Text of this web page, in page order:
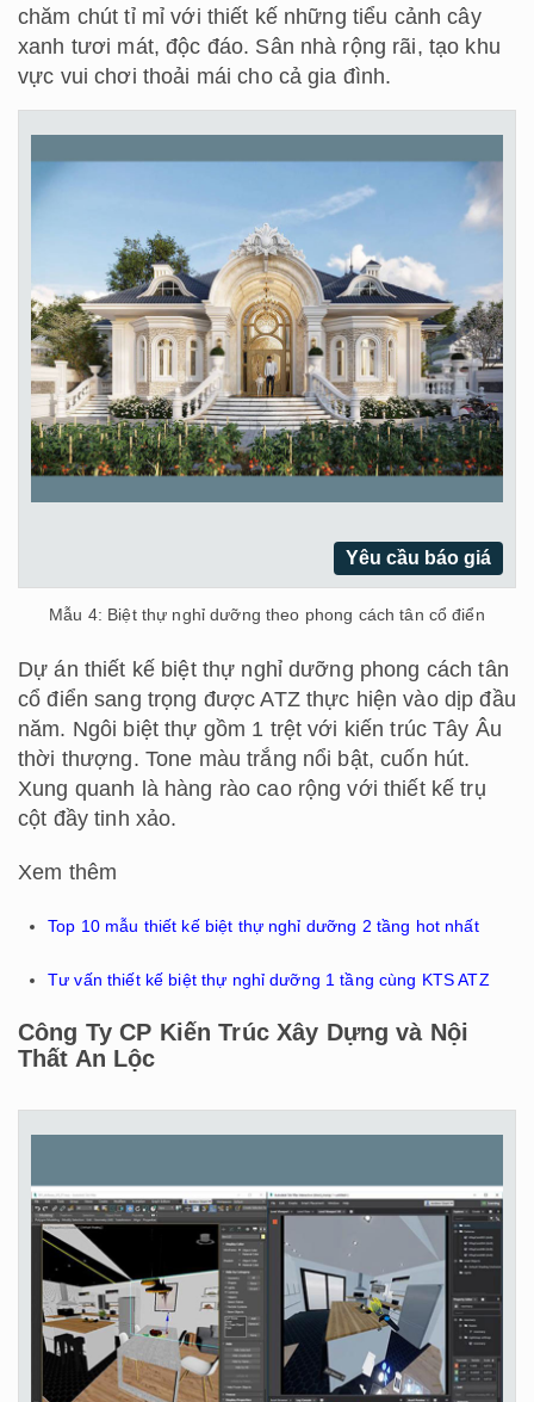
chăm chút tỉ mỉ với thiết kế những tiểu cảnh cây
xanh tươi mát, độc đáo. Sân nhà rộng rãi, tạo khu
vực vui chơi thoải mái cho cả gia đình.
Yêu cầu báo giá
Mẫu 4: Biệt thự nghỉ dưỡng theo phong cách tân cổ điển
Dự án thiết kế biệt thự nghỉ dưỡng phong cách tân
cổ điển sang trọng được ATZ thực hiện vào dịp đầu
năm. Ngôi biệt thự gồm 1 trệt với kiến trúc Tây Âu
thời thượng. Tone màu trắng nổi bật, cuốn hút.
Xung quanh là hàng rào cao rộng với thiết kế trụ
cột đầy tinh xảo.
Xem thêm
Top 10 mẫu thiết kế biệt thự nghỉ dưỡng 2 tầng hot nhất
Tư vấn thiết kế biệt thự nghỉ dưỡng 1 tầng cùng KTS ATZ
Công Ty CP Kiến Trúc Xây Dựng và Nội
Thất An Lộc